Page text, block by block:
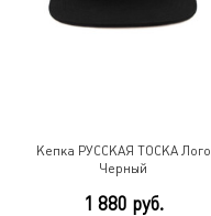
Кепка РУССКАЯ ТОСКА Лого
Черный
1 880 руб.